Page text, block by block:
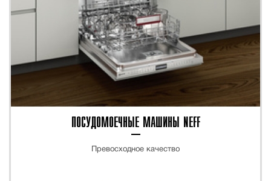
ПОСУДОМОЕЧНЫЕ МАШИНЫ NEFF
Превосходное качество